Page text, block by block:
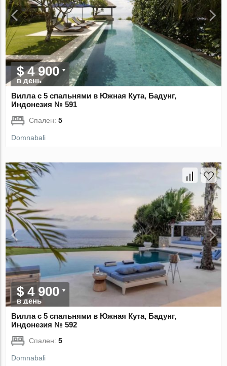
$ 4 900
в день
Вилла с 5 спальнями в Южная Кута, Бадунг,
Индонезия № 591
Спален:5
Domnabali
$ 4 900
в день
Вилла с 5 спальнями в Южная Кута, Бадунг,
Индонезия № 592
Спален:5
Domnabali